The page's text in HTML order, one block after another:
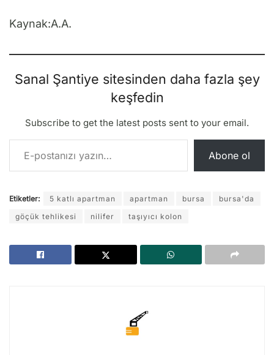
Kaynak:A.A.
Sanal Şantiye sitesinden daha fazla şey
keşfedin
Subscribe to get the latest posts sent to your email.
E-postanızı yazın…
Abone ol
Etiketler: 5 katlı apartman apartman bursa
bursa'da
göçük tehlikesi
nilifer taşıyıcı kolon